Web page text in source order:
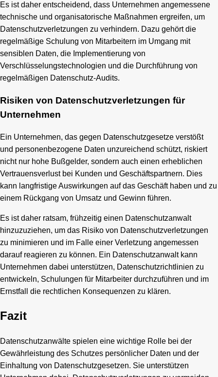
Es ist daher entscheidend, dass Unternehmen angemessene
technische und organisatorische Maßnahmen ergreifen, um
Datenschutzverletzungen zu verhindern. Dazu gehört die
regelmäßige Schulung von Mitarbeitern im Umgang mit
sensiblen Daten, die Implementierung von
Verschlüsselungstechnologien und die Durchführung von
regelmäßigen Datenschutz-Audits.
Risiken von Datenschutzverletzungen für
Unternehmen
Ein Unternehmen, das gegen Datenschutzgesetze verstößt
und personenbezogene Daten unzureichend schützt, riskiert
nicht nur hohe Bußgelder, sondern auch einen erheblichen
Vertrauensverlust bei Kunden und Geschäftspartnern. Dies
kann langfristige Auswirkungen auf das Geschäft haben und zu
einem Rückgang von Umsatz und Gewinn führen.
Es ist daher ratsam, frühzeitig einen Datenschutzanwalt
hinzuzuziehen, um das Risiko von Datenschutzverletzungen
zu minimieren und im Falle einer Verletzung angemessen
darauf reagieren zu können. Ein Datenschutzanwalt kann
Unternehmen dabei unterstützen, Datenschutzrichtlinien zu
entwickeln, Schulungen für Mitarbeiter durchzuführen und im
Ernstfall die rechtlichen Konsequenzen zu klären.
Fazit
Datenschutzanwälte spielen eine wichtige Rolle bei der
Gewährleistung des Schutzes persönlicher Daten und der
Einhaltung von Datenschutzgesetzen. Sie unterstützen